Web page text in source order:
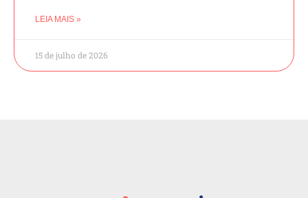
LEIA MAIS »
15 de julho de 2026